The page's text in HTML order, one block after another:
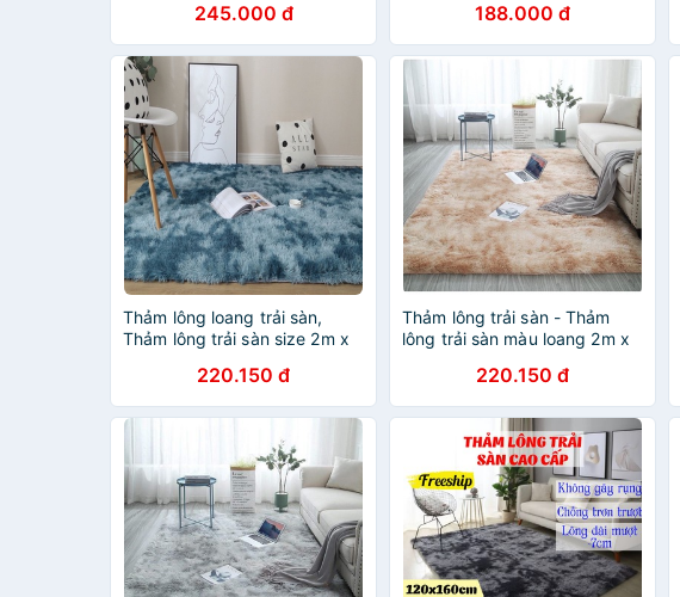
245.000 đ 188.000 đ
Thảm lông loang trải sàn,
Thảm lông trải sàn size 2m x
220.150 đ
Thảm lông trải sàn - Thảm
lông trải sàn màu loang 2m x
220.150 đ